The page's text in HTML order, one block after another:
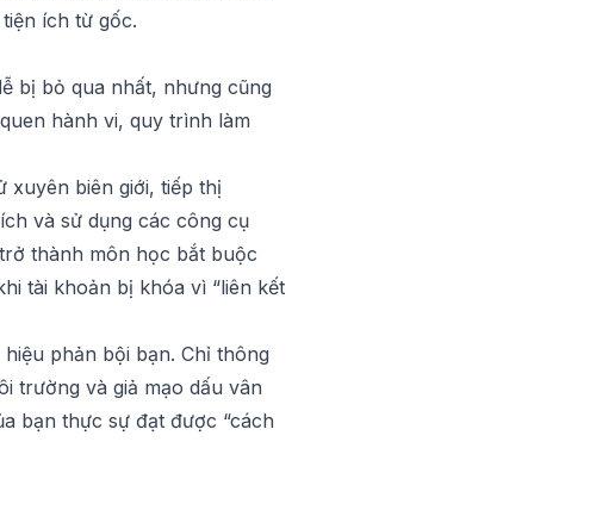
ích từ gốc.
bị bỏ qua nhất, nhưng cũng
hành vi, quy trình làm
xuyên biên giới, tiếp thị
và sử dụng các công cụ
thành môn học bắt buộc
tài khoản bị khóa vì “liên kết
phản bội bạn. Chỉ thông
trường và giả mạo dấu vân
bạn thực sự đạt được “cách